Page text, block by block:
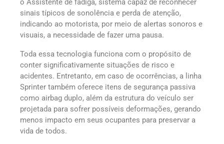
o Assistente de fadiga, sistema capaz de reconhecer
sinais típicos de sonolência e perda de atenção,
indicando ao motorista, por meio de alertas sonoros e
visuais, a necessidade de fazer uma pausa.
Toda essa tecnologia funciona com o propósito de
conter significativamente situações de risco e
acidentes. Entretanto, em caso de ocorrências, a linha
Sprinter também oferece itens de segurança passiva
como airbag duplo, além da estrutura do veículo ser
projetada para sofrer possíveis deformações, gerando
menos impacto em seus ocupantes para preservar a
vida de todos.